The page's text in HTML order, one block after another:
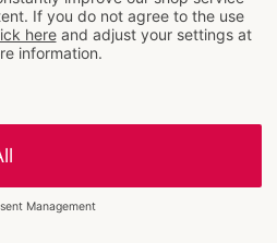
How to use the
Slightly spread the labia to